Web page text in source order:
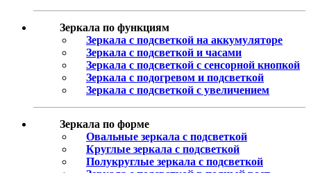
Зеркала по функциям
Зеркала с подсветкой на аккумуляторе
Зеркала с подсветкой и часами
Зеркала с подсветкой с сенсорной кнопкой
Зеркала с подогревом и подсветкой
Зеркала с подсветкой с увеличением
Зеркала по форме
Овальные зеркала с подсветкой
Круглые зеркала с подсветкой
Полукруглые зеркала с подсветкой